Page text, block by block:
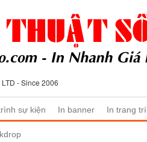
- Since 2006
sự kiện In banner In trang